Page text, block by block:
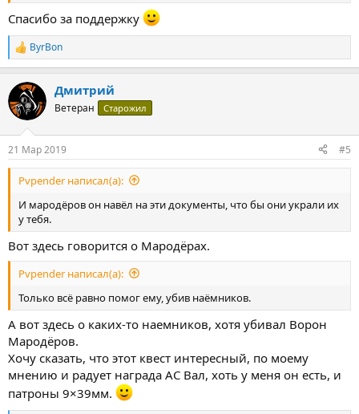
Спасибо за поддержку
Р
е
к
ц
и
ByrBon
Дмитрий
Ветеран Старожил
21 Мар 2019 #5
Pvpender написал(а):
И мародёров он навёл на эти документы, что бы они украли их
у тебя.
Вот здесь говорится о Мародёрах.
Pvpender написал(а):
Только всё равно помог ему, убив наёмников.
А вот здесь о каких-то наемников, хотя убивал Ворон
Мародёров.
Хочу сказать, что этот квест интересный, по моему
мнению и радует награда АС Вал, хоть у меня он есть, и
патроны 9×39мм.